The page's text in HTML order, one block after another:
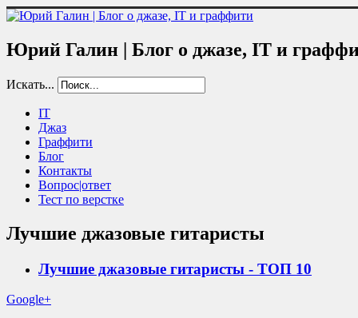
Юрий Галин | Блог о джазе, IT и
Искать...
IT
Джаз
Граффити
Блог
Контакты
Вопрос|ответ
Тест по верстке
Лучшие джазовые гитаристы
Лучшие джазовые гитаристы - ТОП 10
Google+